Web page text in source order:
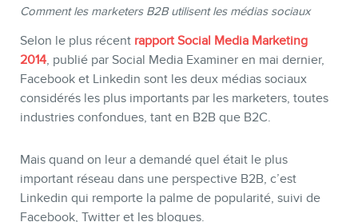
CONTACT
Comment les marketers B2B utilisent les médias sociaux
Selon le plus récent rapport Social Media Marketing
2014, publié par Social Media Examiner en mai dernier,
Facebook et Linkedin sont les deux médias sociaux
considérés les plus importants par les marketers, toutes
industries confondues, tant en B2B que B2C.
Mais quand on leur a demandé quel était le plus
important réseau dans une perspective B2B, c’est
Linkedin qui remporte la palme de popularité, suivi de
Facebook, Twitter et les blogues.